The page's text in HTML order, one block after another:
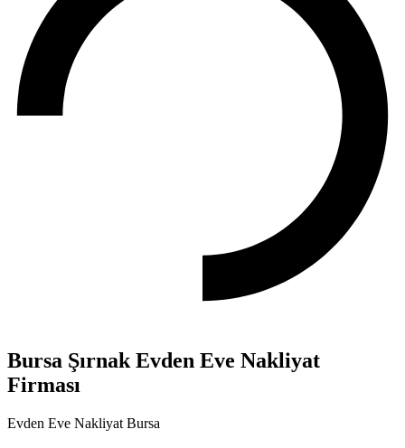
Bursa Şırnak Evden Eve Nakliyat
Firması
Evden Eve Nakliyat Bursa